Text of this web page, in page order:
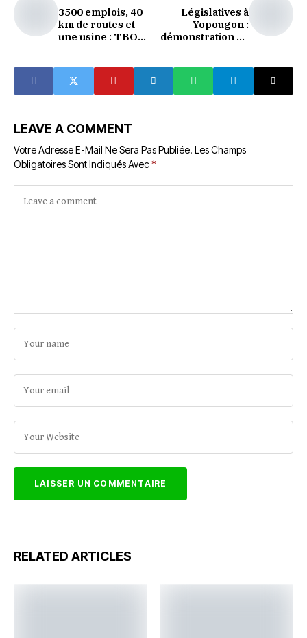
3500 emplois, 40
km de routes et
une usine : TBO
Législatives à
Yopougon :
démonstration de
Bictogo à la place
Ficgayo
LEAVE A COMMENT
Votre Adresse E-Mail Ne Sera Pas Publiée. Les Champs
Obligatoires Sont Indiqués Avec*
RELATED ARTICLES